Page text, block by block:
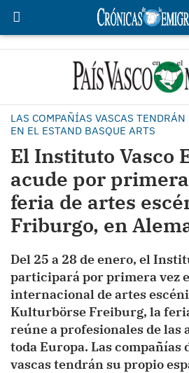
LAS COMPAÑÍAS VASCAS
EN EL ESTAND BASQUE ARTS
El Instituto Vasco
acude por
feria de artes
Friburgo, en
Del 25 a 28 de enero, el
participará por primera vez
internacional de artes
Kulturbörse Freiburg, la
reúne a profesionales de las
toda Europa. Las compañías
vascas tendrán su propio